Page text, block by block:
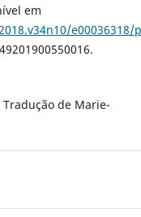
em
e00036318/
de Marie-